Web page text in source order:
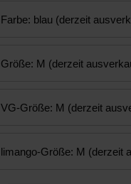
Farbe: blau (derzeit
Größe: M (derzeit
VG-Größe: M (derzeit
limango-Größe: M (derzeit